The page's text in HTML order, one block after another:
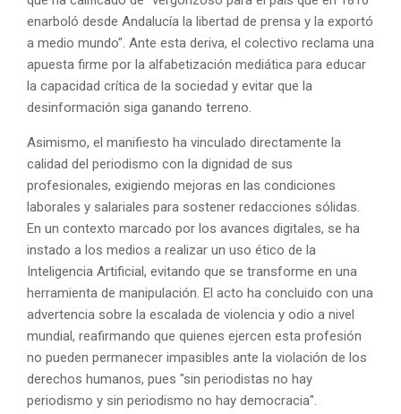
enarboló desde Andalucía la libertad de prensa y la exportó
a medio mundo". Ante esta deriva, el colectivo reclama una
apuesta firme por la alfabetización mediática para educar
la capacidad crítica de la sociedad y evitar que la
desinformación siga ganando terreno.
Asimismo, el manifiesto ha vinculado directamente la
calidad del periodismo con la dignidad de sus
profesionales, exigiendo mejoras en las condiciones
laborales y salariales para sostener redacciones sólidas.
En un contexto marcado por los avances digitales, se ha
instado a los medios a realizar un uso ético de la
Inteligencia Artificial, evitando que se transforme en una
herramienta de manipulación. El acto ha concluido con una
advertencia sobre la escalada de violencia y odio a nivel
mundial, reafirmando que quienes ejercen esta profesión
no pueden permanecer impasibles ante la violación de los
derechos humanos, pues "sin periodistas no hay
periodismo y sin periodismo no hay democracia".